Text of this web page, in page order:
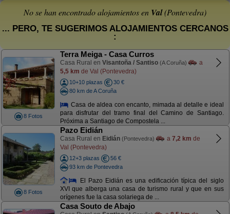
No se han encontrado alojamientos en Val(Pontevedra)
... PERO, TE SUGERIMOS ALOJAMIENTOS CERCANOS
:
8 Fotos
Terra Meiga - Casa Curros
Casa Rural en Visantoña / Santiso (A Coruña)
a
5,5 km de Val (Pontevedra)
10+10 plazas
30 €
80 km de A Coruña
Casa de aldea con encanto, mimada al detalle e ideal
para disfrutar del tramo final del Camino de Santiago.
Próxima a Santiago de Compostela ...
8 Fotos
Pazo Eidián
Casa Rural en Eidián (Pontevedra) a 7,2 km de
Val (Pontevedra)
12+3 plazas
56 €
93 km de Pontevedra
El Pazo Eidián es una edificación típica del siglo
XVI que alberga una casa de turismo rural y que en sus
orígenes fue la casa solariega de ...
Casa Souto de Abajo